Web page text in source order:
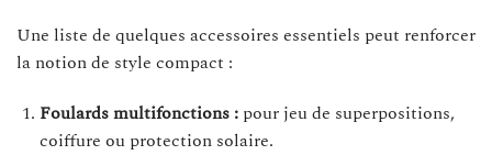
Une liste de quelques accessoires essentiels peut renforcer
la notion de style compact :
Foulards multifonctions :pour jeu de superpositions,
coiffure ou protection solaire.